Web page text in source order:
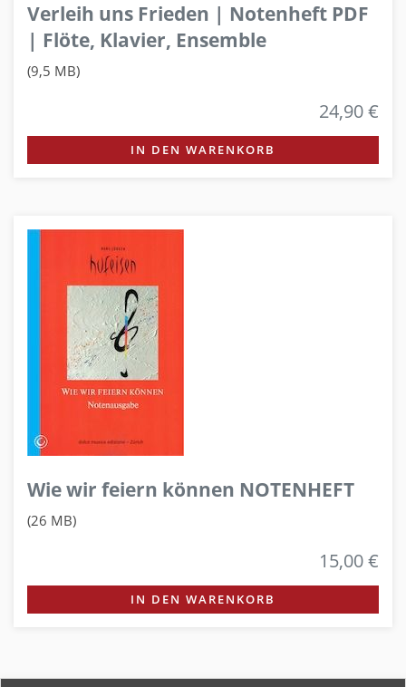
Verleih uns Frieden | Notenheft PDF
| Flöte, Klavier, Ensemble
(9,5 MB)
24,90 €
IN DEN WARENKORB
Wie wir feiern können NOTENHEFT
(26 MB)
15,00 €
IN DEN WARENKORB